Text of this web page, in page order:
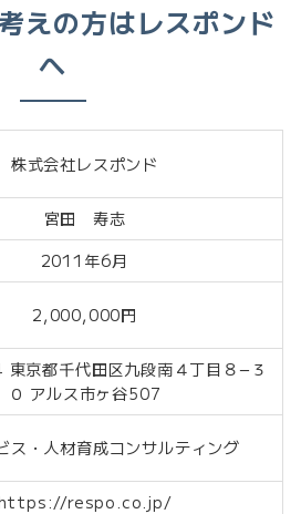
えの方はレスポンド
へ
株式会社レスポンド
宮田 寿志
2011年6月
2,000,000円
京都千代田区九段南４丁目８−３
０ アルス市ヶ谷507
ス・人材育成コンサルティング
respo.co.jp/